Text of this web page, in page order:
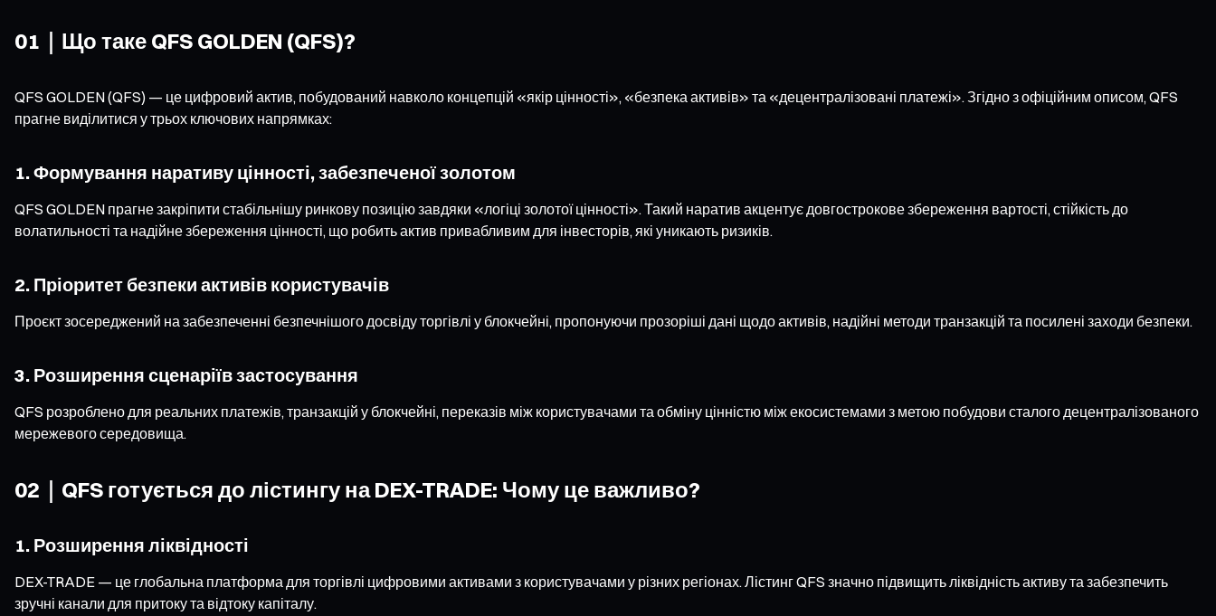
01｜Що таке QFS GOLDEN (QFS)?
QFS GOLDEN (QFS) — це цифровий актив, побудований навколо концепцій «якір цінності», «безпека активів» та «децентралізовані платежі». Згідно з офіційним описом, QFS
прагне виділитися у трьох ключових напрямках:
1. Формування наративу цінності, забезпеченої золотом
QFS GOLDEN прагне закріпити стабільнішу ринкову позицію завдяки «логіці золотої цінності». Такий наратив акцентує довгострокове збереження вартості, стійкість до
волатильності та надійне збереження цінності, що робить актив привабливим для інвесторів, які уникають ризиків.
2. Пріоритет безпеки активів користувачів
Проєкт зосереджений на забезпеченні безпечнішого досвіду торгівлі у блокчейні, пропонуючи прозоріші дані щодо активів, надійні методи транзакцій та посилені заходи безпеки.
3. Розширення сценаріїв застосування
QFS розроблено для реальних платежів, транзакцій у блокчейні, переказів між користувачами та обміну цінністю між екосистемами з метою побудови сталого децентралізованого
мережевого середовища.
02｜QFS готується до лістингу на DEX-TRADE: Чому це важливо?
1. Розширення ліквідності
DEX-TRADE — це глобальна платформа для торгівлі цифровими активами з користувачами у різних регіонах. Лістинг QFS значно підвищить ліквідність активу та забезпечить
зручні канали для притоку та відтоку капіталу.